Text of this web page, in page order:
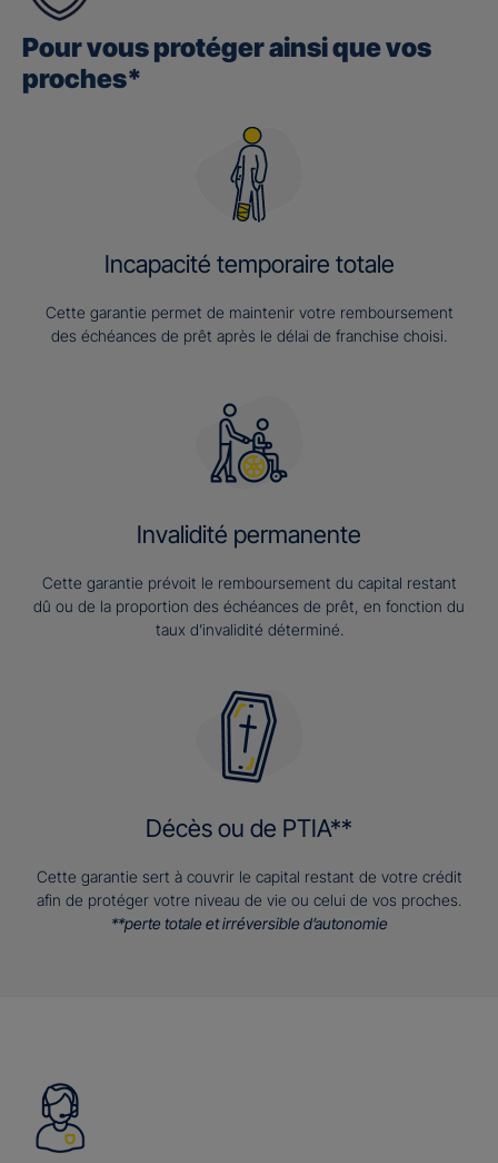
Pour vous protéger ainsi que vos
proches*
Incapacité temporaire totale
Cette garantie permet de maintenir votre remboursement
des échéances de prêt après le délai de franchise choisi.
Invalidité permanente
Cette garantie prévoit le remboursement du capital restant
dû ou de la proportion des échéances de prêt, en fonction du
taux d’invalidité déterminé.
Décès ou de PTIA**
Cette garantie sert à couvrir le capital restant de votre crédit
afin de protéger votre niveau de vie ou celui de vos proches.
**perte totale et irréversible d’autonomie